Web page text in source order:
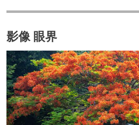
影像 眼界